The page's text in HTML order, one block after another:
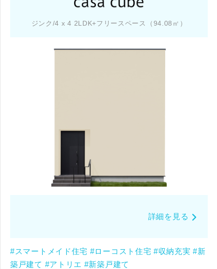
ジンク/4 x 4 2LDK+フリースペース（94.08㎡）
詳細を見る
#スマートメイド住宅 #ローコスト住宅 #収納充実 #新
築戸建て #アトリエ #新築戸建て